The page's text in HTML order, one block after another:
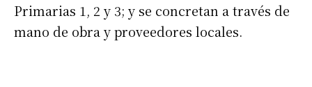
Primarias 1, 2 y 3; y se concretan a través de
mano de obra y proveedores locales.